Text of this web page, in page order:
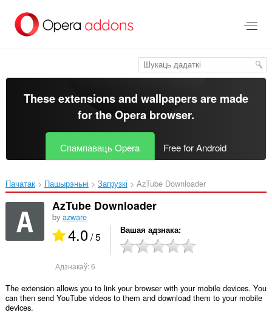
асноўнага
These extensions and wallpapers are made
for theOpera browser.
Спампаваць Opera Free for Android
Пачатак Пашырэньні Загрузкі AzTube Downloader‎
AzTube Downloader
by azware
4.0/ 5 Вашая адзнака
Адзнакаў:6
The extension allows you to link your browser with your mobile devices. You
can then send YouTube videos to them and download them to your mobile
devices.